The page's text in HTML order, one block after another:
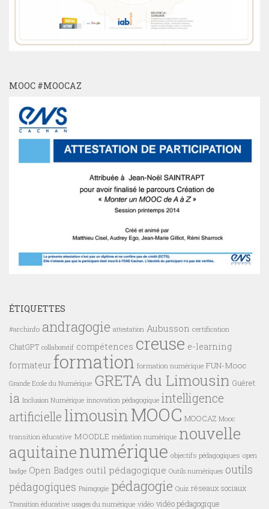
MOOC #MOOCAZ
ÉTIQUETTES
#archinfo andragogie attestation Aubusson certification
ChatGPT collaboratif compétences creuse e-learning
formateur formation formation numérique FUN-Mooc
Grande Ecole du Numérique GRETA du Limousin Guéret
ia Inclusion Numérique innovation pédagogique intelligence
artificielle limousinMOOC MOOCAZ Mooc
transition éducative MOODLE médiation numérique nouvelle
aquitainenumérique objectifs pédagogiques open
badge Open Badges outil pédagogique Outils numériques outils
pédagogiques Pairagogie pédagogie Quiz réseaux sociaux
Transition éducative usages du numérique vidéo vidéo pédagogique